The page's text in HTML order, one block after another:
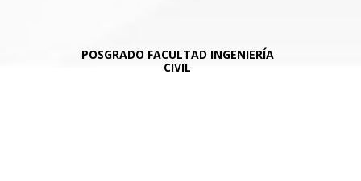
POSGRADO FACULTAD INGENIERÍA
CIVIL